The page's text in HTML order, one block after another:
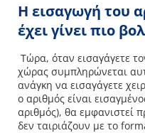
Η εισαγωγή του
έχει γίνει πιο
Τώρα, όταν εισαγάγετε
χώρας συμπληρώνεται
ανάγκη να εισαγάγετε
ο αριθμός είναι
αριθμός), θα εμφανιστεί
δεν ταιριάζουν με το